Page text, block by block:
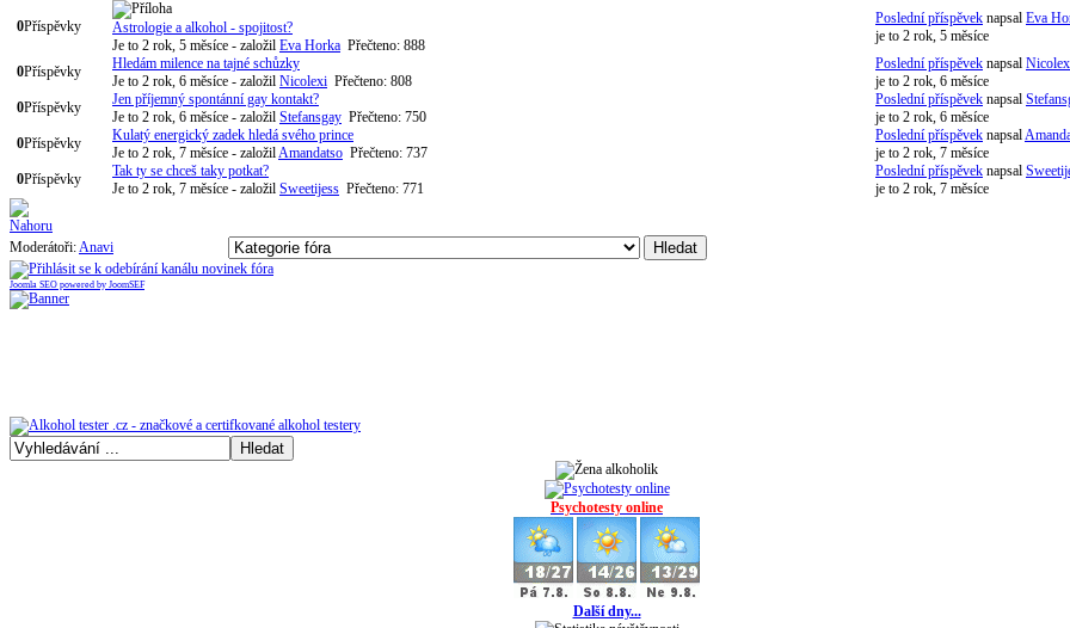
0Příspěvky
Astrologie a alkohol - spojitost?
Je to 2 rok, 5 měsíce - založil Eva Horka Přečteno: 888
Poslední příspěvek napsal Eva
je to 2 rok, 5 měsíce
0Příspěvky
Hledám milence na tajné schůzky
Je to 2 rok, 6 měsíce - založil Nicolexi Přečteno: 808
Poslední příspěvek napsal
je to 2 rok, 6 měsíce
0Příspěvky
Jen příjemný spontánní gay kontakt?
Je to 2 rok, 6 měsíce - založil Stefansgay Přečteno: 750
Poslední příspěvek napsal
je to 2 rok, 6 měsíce
0Příspěvky
Kulatý energický zadek hledá svého prince
Je to 2 rok, 7 měsíce - založilAmandatso Přečteno: 737
Poslední příspěvek napsal
je to 2 rok, 7 měsíce
0Příspěvky
Tak ty se chceš taky potkat?
Je to 2 rok, 7 měsíce - založil Sweetijess Přečteno: 771
Poslední příspěvek napsal
je to 2 rok, 7 měsíce
Moderátoři:Anavi
Joomla SEO powered by JoomSEF
Psychotesty online
Další dny...